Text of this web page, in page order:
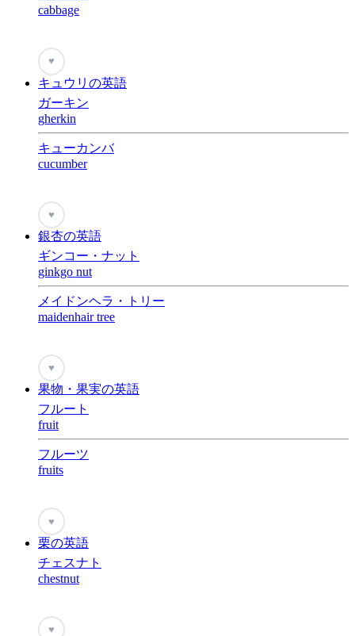
cabbage
♥
キュウリの英語
ガーキン
gherkin
キューカンバ
cucumber
♥
銀杏の英語
ギンコー・ナット
ginkgo nut
メイドンヘラ・トリー
maidenhair tree
♥
果物・果実の英語
フルート
fruit
フルーツ
fruits
♥
栗の英語
チェスナト
chestnut
♥